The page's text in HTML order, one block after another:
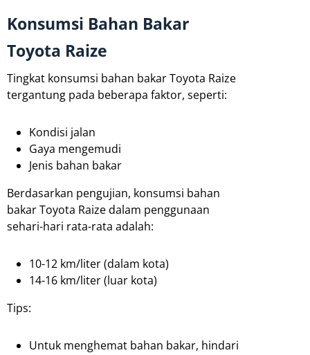
Konsumsi Bahan Bakar
Toyota Raize
Tingkat konsumsi bahan bakar Toyota Raize
tergantung pada beberapa faktor, seperti:
Kondisi jalan
Gaya mengemudi
Jenis bahan bakar
Berdasarkan pengujian, konsumsi bahan
bakar Toyota Raize dalam penggunaan
sehari-hari rata-rata adalah:
10-12 km/liter (dalam kota)
14-16 km/liter (luar kota)
Tips:
Untuk menghemat bahan bakar, hindari